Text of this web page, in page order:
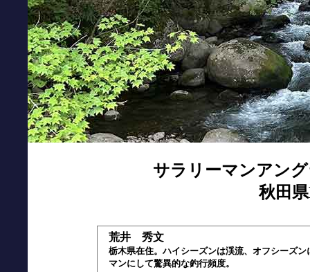
サラリーマンアン
秋田
荒井 秀文
栃木県在住。ハイシーズンは渓流、オフシーズ
マンにして驚異的な釣行頻度。